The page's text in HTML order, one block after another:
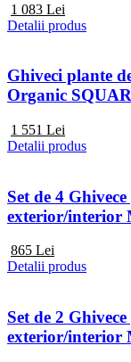
1 083 Lei
Detalii produs
Ghiveci plante
Organic
1 551 Lei
Detalii produs
Set de 4
exterior/interior
865 Lei
Detalii produs
Set de 2
exterior/interior